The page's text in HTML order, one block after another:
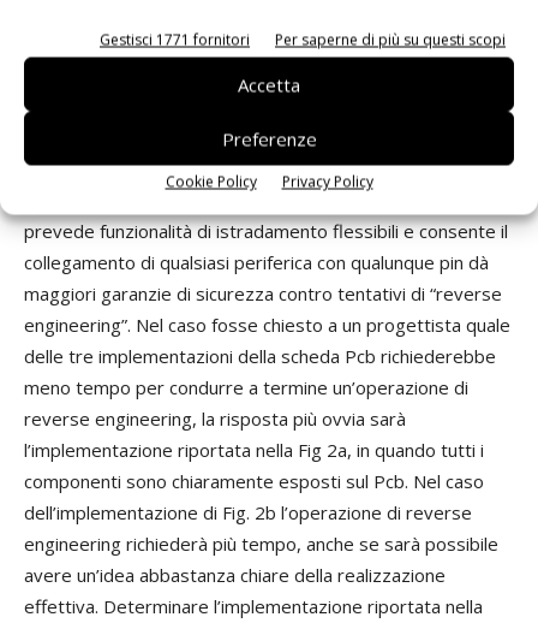
Gestisci 1771 fornitori Per saperne di più su questi scopi
Accetta
Preferenze
Cookie Policy Privacy Policy
“reverse engineering”. Alcuni SoC, comunque, prevedono
pin dedicati che rappresentano un vero e proprio varco da
utilizzare per le operazioni di “reverse engineering”.
Quando su un dispositivo vi sono pin dedicati riservati alle
periferiche, risulta semplice determinare le periferiche
utilizzate. Per questo motivo un dispositivo SoC che
prevede funzionalità di istradamento flessibili e consente il
collegamento di qualsiasi periferica con qualunque pin dà
maggiori garanzie di sicurezza contro tentativi di “reverse
engineering”. Nel caso fosse chiesto a un progettista quale
delle tre implementazioni della scheda Pcb richiederebbe
meno tempo per condurre a termine un’operazione di
reverse engineering, la risposta più ovvia sarà
l’implementazione riportata nella Fig 2a, in quando tutti i
componenti sono chiaramente esposti sul Pcb. Nel caso
dell’implementazione di Fig. 2b l’operazione di reverse
engineering richiederà più tempo, anche se sarà possibile
avere un’idea abbastanza chiare della realizzazione
effettiva. Determinare l’implementazione riportata nella